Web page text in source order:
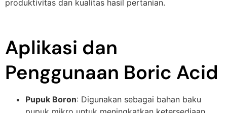
produktivitas dan kualitas hasil pertanian.
Aplikasi dan
Penggunaan Boric Acid
Pupuk Boron: Digunakan sebagai bahan baku